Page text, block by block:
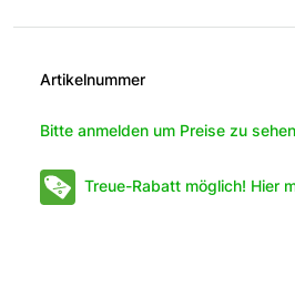
Artikelnummer
Bitte anmelden um Preise zu
Treue-Rabatt möglich! Hier